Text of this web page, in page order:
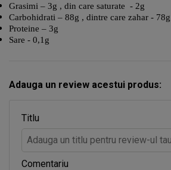
Grasimi – 3g , din care saturate - 2g
Carbohidrati – 88g , dintre care zahar - 78g
Proteine – 3g
Sare - 0,1g
Adauga un review acestui produs:
Titlu
Comentariu